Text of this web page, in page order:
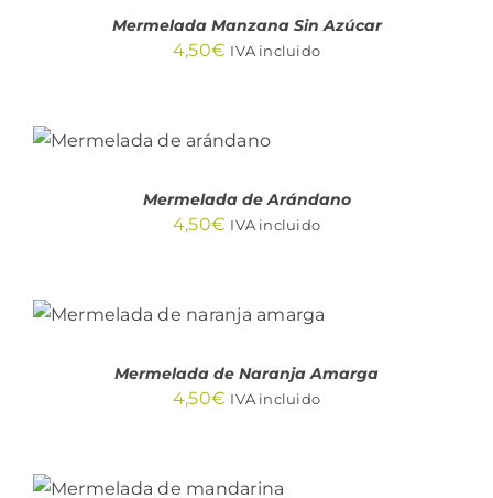
Mermelada Manzana Sin Azúcar
4,50€ IVA incluido
CARRITO
/
Mermelada de Arándano
4,50€ IVA incluido
AÑADIR AL CARRITO
/
Mermelada de Naranja Amarga
4,50€ IVA incluido
CARRITO
/